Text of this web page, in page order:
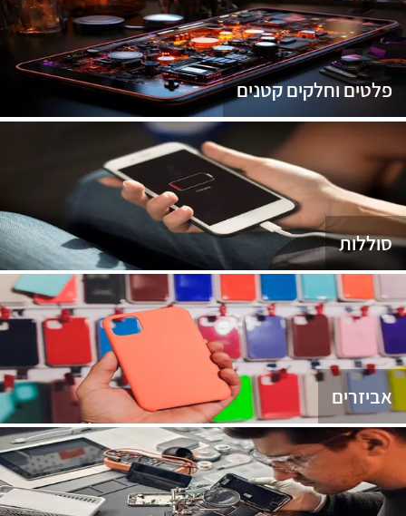
פלטים וחלקים קטנים
סוללות
אביזרים